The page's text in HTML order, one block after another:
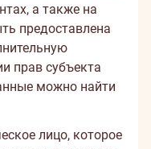
а также на
предоставлена
прав субъекта
можно найти
лицо, которое